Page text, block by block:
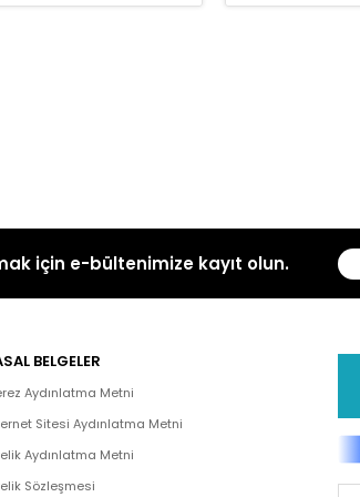
için e-bültenimize kayıt olun.
BELGELER
Aydınlatma Metni
Sitesi Aydınlatma Metni
Aydınlatma Metni
Sözleşmesi